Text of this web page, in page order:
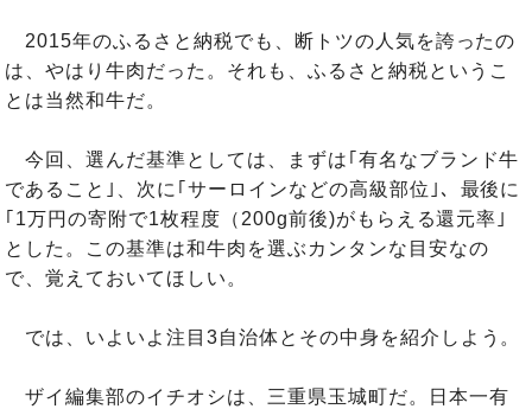
2015年のふるさと納税でも、断トツの人気を誇ったの
は、やはり牛肉だった。それも、ふるさと納税というこ
とは当然和牛だ。
今回、選んだ基準としては、まずは｢有名なブランド牛
であること｣、次に｢サーロインなどの高級部位｣、最後に
｢1万円の寄附で1枚程度（200g前後)がもらえる還元率｣
とした。この基準は和牛肉を選ぶカンタンな目安なの
で、覚えておいてほしい。
では、いよいよ注目3自治体とその中身を紹介しよう。
ザイ編集部のイチオシは、三重県玉城町だ。日本一有